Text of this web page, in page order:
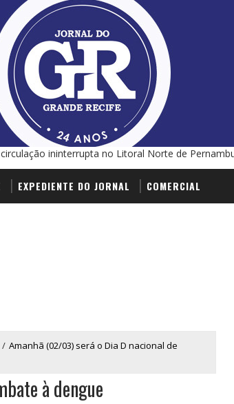
ininterrupta no Litoral Norte de
EXPEDIENTE DO JORNAL COMERCIAL
/ Amanhã (02/03) será o Dia D nacional de
à dengue